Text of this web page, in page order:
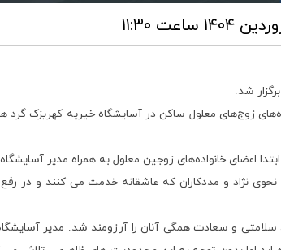
شد.
زوج‌های معلول ساکن در آسایشگاه خیریه کهریزک
خانواده‌های زوجین معلول به همراه مدیر
نژاد و مددکاران که عاشقانه خدمت می کنند و در
سلامتی و سعادت همگی آنان را آرزومند شد. مدیر